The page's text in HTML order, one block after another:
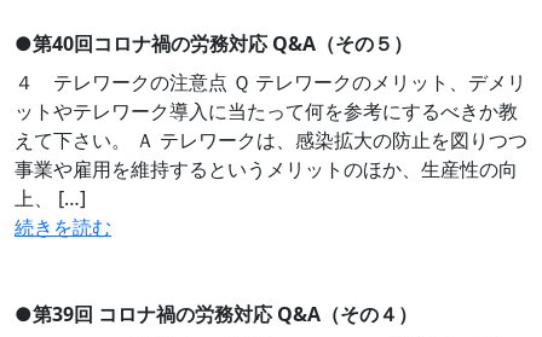
●第40回コロナ禍の労務対応 Q&A（その５）
４ テレワークの注意点 Ｑ テレワークのメリット、デメリ
ットやテレワーク導入に当たって何を参考にするべきか教
えて下さい。 Ａ テレワークは、感染拡大の防止を図りつつ
事業や雇用を維持するというメリットのほか、生産性の向
上、 […]
続きを読む
●第39回 コロナ禍の労務対応 Q&A（その４）